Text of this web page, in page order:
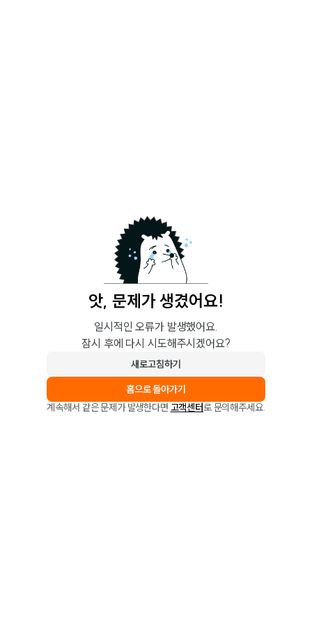
앗, 문제가 생겼어요!
일시적인 오류가 발생했어요.
잠시 후에 다시 시도해주시겠어요?
새로고침하기
홈으로 돌아가기
계속해서 같은 문제가 발생한다면 고객센터로 문의해주세요.